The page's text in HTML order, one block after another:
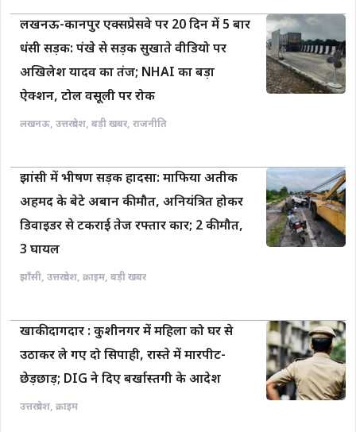
लखनऊ-कानपुर एक्सप्रेसवे पर 20 दिन में 5 बार
धंसी सड़क: पंखे से सड़क सुखाते वीडियो पर
अखिलेश यादव का तंज; NHAI का बड़ा
ऐक्शन, टोल वसूली पर रोक
लखनऊ, उत्तरप्रदेश, बड़ी खबर, राजनीति
झांसी में भीषण सड़क हादसा: माफिया अतीक
अहमद के बेटे अबान की मौत, अनियंत्रित होकर
डिवाइडर से टकराई तेज रफ्तार कार; 2 की मौत,
3 घायल
झाँसी, उत्तरप्रदेश, क्राइम, बड़ी खबर
खाकी दागदार : कुशीनगर में महिला को घर से
उठाकर ले गए दो सिपाही, रास्ते में मारपीट-
छेड़छाड़; DIG ने दिए बर्खास्तगी के आदेश
उत्तरप्रदेश, क्राइम